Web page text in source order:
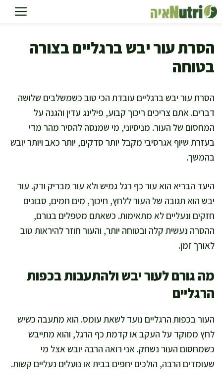
לדלג
לתוכן
הסרת עור יבש ברגליים בצורה
בטוחה
הסרת עור יבש ברגליים עובדת הכי טוב כשמשלבים שלושה
דברים. אתם צריכים ריכוך קבוע, פילינג עדין והגנה על
המחסום של העור. מניסיוני, מי שמנסה להסיר מהר מדי
בעזרת שיוף אגרסיבי מקבל יותר סדקים, יותר כאב ויותר יובש
בהמשך.
היעד הבריא הוא עור כף רגל גמיש ולא עור מבריק ודק. עור
יבש הוא תגובה של העור ללחץ, חיכוך, מים חמים, סבונים
חזקים ונעליים לא מתאימות. כשאתם מטפלים בגורם,
ההסרה נעשית קלה ובטוחה יותר, והעור חוזר להיראות טוב
לאורך זמן.
מה גורם לעור יבש ולהתעבות בכפות
הרגליים
העור בכפות הרגליים נועד לשאת עומס. הוא מתעבה כשיש
לחץ ממוקד על העקב או קדמת כף הרגל, והוא מתייבש
כשמחסום העור נשחק. אני רואה הרבה יובש אצל מי
שעומדים הרבה, הולכים יחפים בבית או נועלים נעליים קשות.